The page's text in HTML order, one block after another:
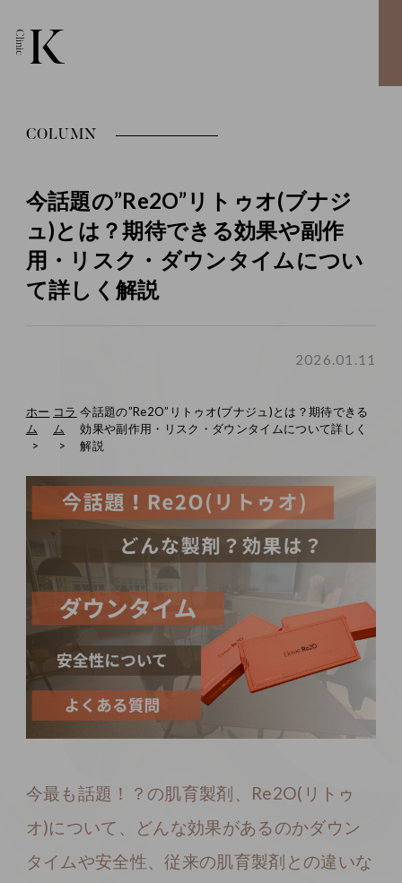
COLUMN
今話題の”Re2O”リトゥオ(ブナジ
ュ)とは？期待できる効果や副作
用・リスク・ダウンタイムについ
て詳しく解説
2026.01.11
ホー
ム
コラ
ム
今話題の”Re2O”リトゥオ(ブナジュ)とは？期待できる
効果や副作用・リスク・ダウンタイムについて詳しく
解説
今最も話題！？の肌育製剤、Re2O(リトゥ
オ)について、どんな効果があるのかダウン
タイムや安全性、従来の肌育製剤との違いな